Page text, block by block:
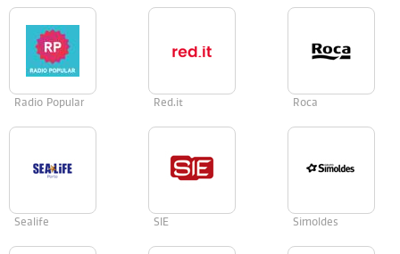
Radio Popular Red.it Roca
Sealife SIE Simoldes